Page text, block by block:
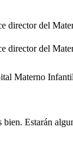
director del
director del
Materno
Estarán